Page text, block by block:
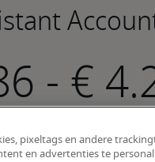
-
het nationale
pixeltags en andere
en advertenties te